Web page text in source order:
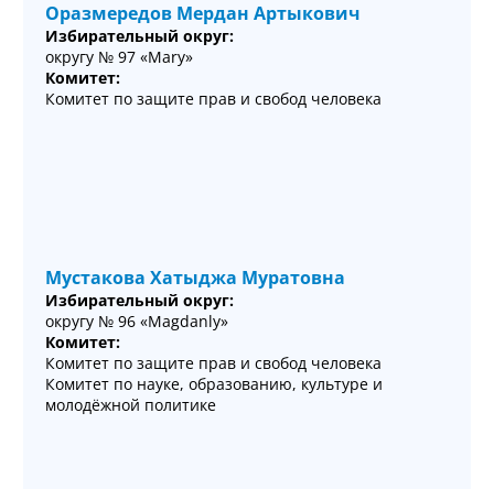
Оразмередов Мердан Артыкович
Избирательный округ:
округу № 97 «Mary»
Комитет:
Комитет по защите прав и свобод человека
Мустакова Хатыджа Муратовна
Избирательный округ:
округу № 96 «Magdanly»
Комитет:
Комитет по защите прав и свобод человека
Комитет по науке, образованию, культуре и
молодёжной политике